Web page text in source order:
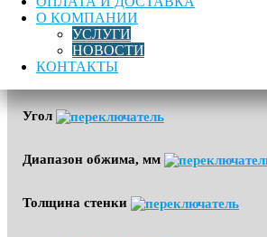
О КОМПАНИИ
УСЛУГИ
НОВОСТИ
КОНТАКТЫ
Область применения
Диаметр
Угол
Диапазон обжима, мм
Толщина стенки